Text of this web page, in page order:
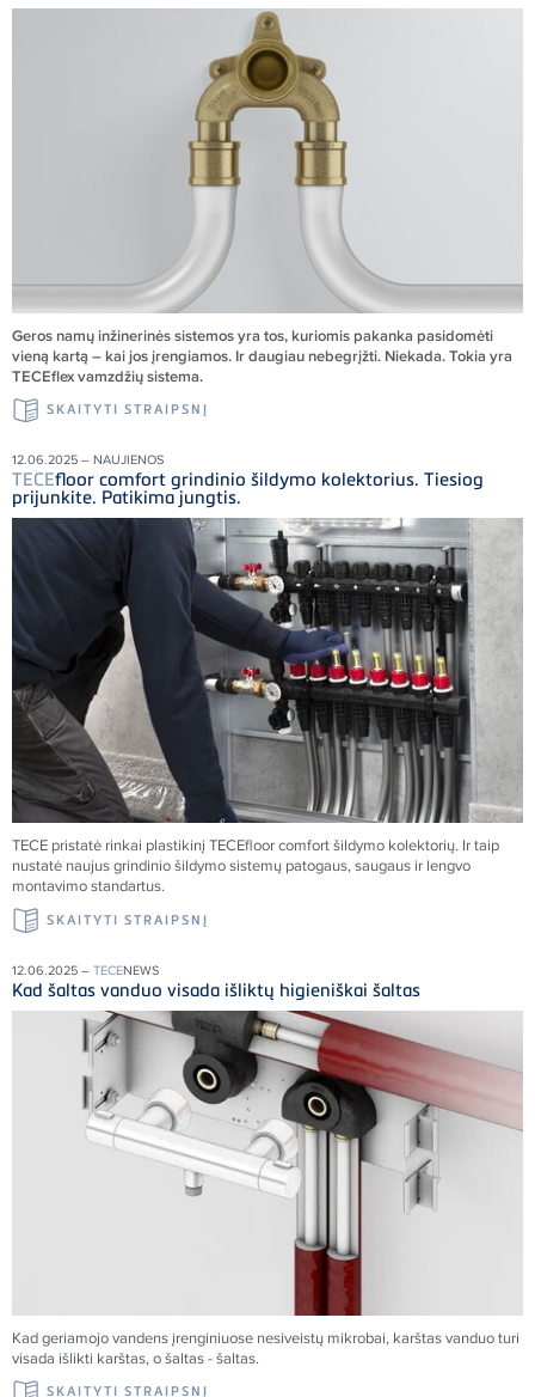
Geros namų inžinerinės sistemos yra tos, kuriomis pakanka pasidomėti
vieną kartą – kai jos įrengiamos. Ir daugiau nebegrįžti. Niekada. Tokia yra
TECEflex vamzdžių sistema.
SKAITYTI STRAIPSNĮ
12.06.2025 – NAUJIENOS
TECEfloor comfort grindinio šildymo kolektorius. Tiesiog
prijunkite. Patikima jungtis.
TECE pristatė rinkai plastikinį TECEfloor comfort šildymo kolektorių. Ir taip
nustatė naujus grindinio šildymo sistemų patogaus, saugaus ir lengvo
montavimo standartus.
SKAITYTI STRAIPSNĮ
12.06.2025 – TECENEWS
Kad šaltas vanduo visada išliktų higieniškai šaltas
Kad geriamojo vandens įrenginiuose nesiveistų mikrobai, karštas vanduo turi
visada išlikti karštas, o šaltas - šaltas.
SKAITYTI STRAIPSNĮ